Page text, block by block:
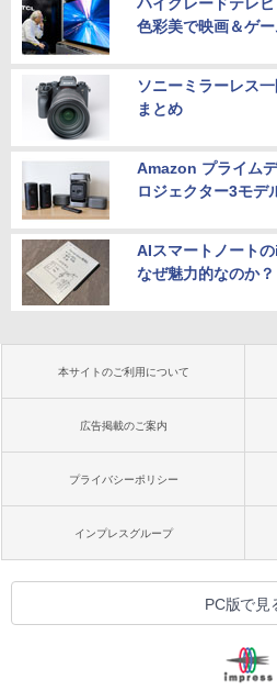
色彩美で映画＆ゲ
ソニーミラーレス
まとめ
Amazon プライム
ロジェクター3モデ
AIスマートノート
なぜ魅力的なのか？
本サイトのご利用について
広告掲載のご案内
プライバシーポリシー
インプレスグループ
PC版で見